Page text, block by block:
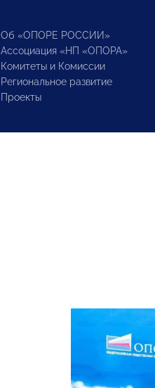
Об «ОПОРЕ РОССИИ»
Ассоциация «НП «ОПОРА»
Комитеты и Комиссии
Региональное развитие
Проекты